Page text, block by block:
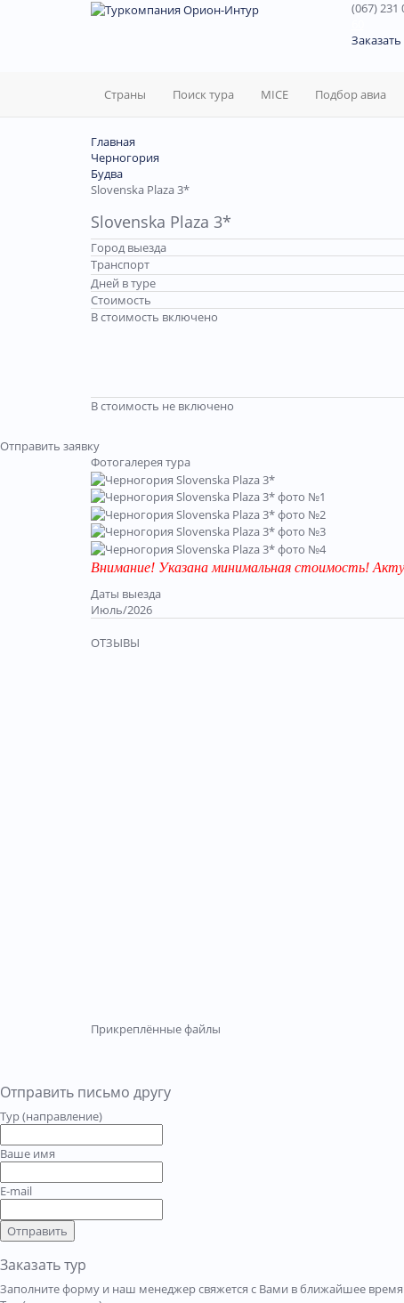
(067) 231
Страны Поиск тура MICE Подбор авиа
Главная
Черногория
Будва
Slovenska Plaza 3*
Slovenska Plaza 3*
Город выезда
Транспорт
Дней в туре
Стоимость
В стоимость включено
В стоимость не включено
Отправить заявку
Фотогалерея тура
Внимание! Указана минимальная стоимость!
Даты выезда
Июль/2026
ОТЗЫВЫ
Прикреплённые файлы
Отправить письмо другу
Тур (направление)
Ваше имя
E-mail
Отправить
Заказать тур
Заполните форму и наш менеджер свяжется с Вами в ближайшее